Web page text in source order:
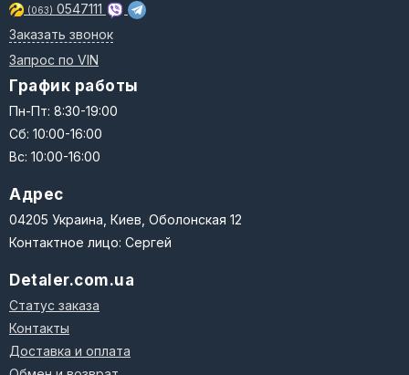
(063) 0547111
Заказать звонок
Запрос по VIN
График работы
Пн-Пт: 8:30-19:00
Сб: 10:00-16:00
Вс: 10:00-16:00
Адрес
04205 Украина, Киев, Оболонская 12
Контактное лицо: Сергей
Detaler.com.ua
Статус заказа
Контакты
Доставка и оплата